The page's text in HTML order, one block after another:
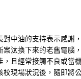
中油的支持表示感謝
案汰換下來的老舊電腦
，且經常接觸不良或當
校現場狀況後，隨即將